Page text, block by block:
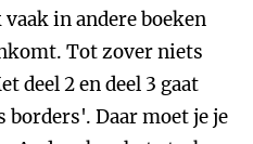
in andere boeken
Tot zover niets
deel 2 en deel 3 gaat
borders'. Daar moet je je